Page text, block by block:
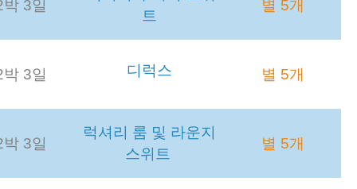
3일
트
별 5개
3일 디럭스 별 5개
3일
럭셔리 룸 및 라운지
스위트
별 5개